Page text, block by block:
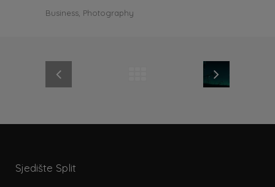
Business, Photography
Sjedište Split